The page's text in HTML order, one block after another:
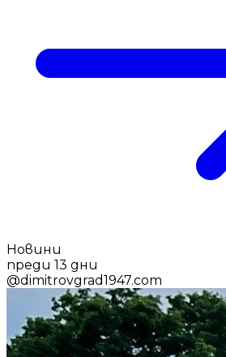
Новини
преди 13 дни
@dimitrovgrad1947.com